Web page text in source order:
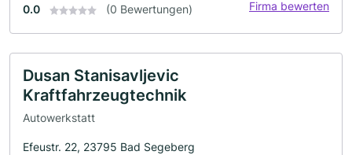
0.0 (0 Bewertungen) Firma bewerten
Dusan Stanisavljevic
Kraftfahrzeugtechnik
Autowerkstatt
Efeustr. 22, 23795 Bad Segeberg